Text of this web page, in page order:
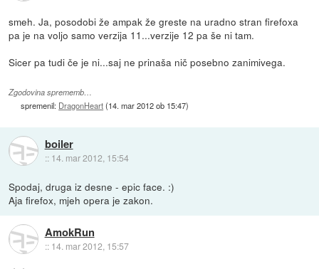
smeh. Ja, posodobi že ampak že greste na uradno stran firefoxa
pa je na voljo samo verzija 11...verzije 12 pa še ni tam.
Sicer pa tudi če je ni...saj ne prinaša nič posebno zanimivega.
Zgodovina sprememb…
spremenil: DragonHeart(14. mar 2012 ob 15:47)
boiler
:: 14. mar 2012, 15:54
Spodaj, druga iz desne - epic face. :)
Aja firefox, mjeh opera je zakon.
AmokRun
:: 14. mar 2012, 15:57